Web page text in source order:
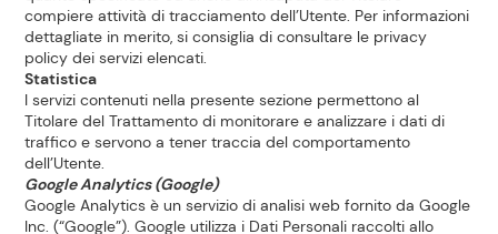
compiere attività di tracciamento dell’Utente. Per informazioni
dettagliate in merito, si consiglia di consultare le privacy
policy dei servizi elencati.
Statistica
I servizi contenuti nella presente sezione permettono al
Titolare del Trattamento di monitorare e analizzare i dati di
traffico e servono a tener traccia del comportamento
dell’Utente.
Google Analytics (Google)
Google Analytics è un servizio di analisi web fornito da Google
Inc. (“Google”). Google utilizza i Dati Personali raccolti allo